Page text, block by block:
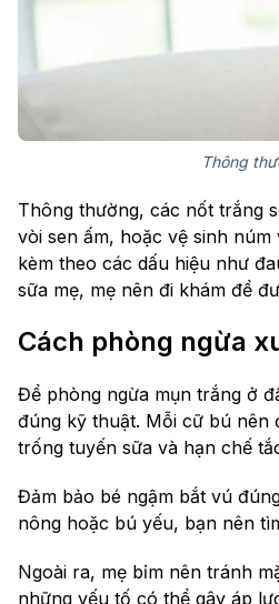
Thông
Thông thường, các nốt trắng
vòi sen ấm, hoặc vệ sinh
kèm theo các dấu hiệu như
sữa mẹ, mẹ nên đi khám để
Cách phòng ngừa
Để phòng ngừa mụn trắng ở
đúng kỹ thuật. Mỗi cữ bú nên
trống tuyến sữa và hạn chế
Đảm bảo bé ngậm bắt vú
nông hoặc bú yếu, bạn nên
Ngoài ra, mẹ bỉm nên tránh
những yếu tố có thể gây áp